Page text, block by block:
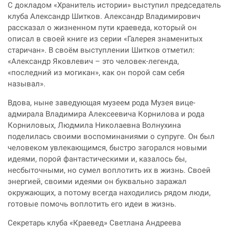
С докладом «Хранитель истории» выступил председатель
клуба Александр Шитков. Александр Владимирович
рассказал о жизненном пути краеведа, который он
описал в своей книге из серии «Галерея знаменитых
старичан». В своём выступлении Шитков отметил:
«Александр Яковлевич – это человек-легенда,
«последний из могикан», как он порой сам себя
называл».
Вдова, ныне заведующая музеем рода Музея вице-
адмирала Владимира Алексеевича Корнилова и рода
Корниловых, Людмила Николаевна Волнухина
поделилась своими воспоминаниями о супруге. Он был
человеком увлекающимся, быстро загорался новыми
идеями, порой фантастическими и, казалось бы,
несбыточными, но сумел воплотить их в жизнь. Своей
энергией, своими идеями он буквально заражал
окружающих, а потому всегда находились рядом люди,
готовые помочь воплотить его идеи в жизнь.
Секретарь клуба «Краевед» Светлана Андреева